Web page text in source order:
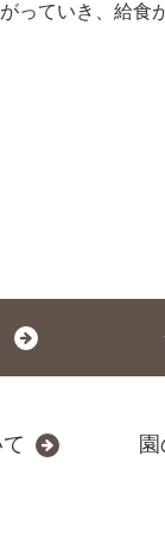
っていき、給食